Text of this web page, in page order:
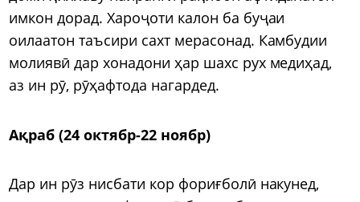
имкон дорад. Хароҷоти калон ба буҷаи
оилаатон таъсири сахт мерасонад. Камбудии
молиявӣ дар хонадони ҳар шахс рух медиҳад,
аз ин рӯ, рӯҳафтода нагардед.
Ақраб (24 октябр-22 ноябр)
Дар ин рӯз нисбати кор фориғболӣ накунед,